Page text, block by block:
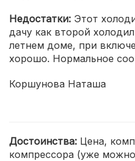
Недостатки: Этот
дачу как второй
летнем доме, при
хорошо. Нормальное
Коршунова Наташа
Достоинства: Цена,
компрессора (уже